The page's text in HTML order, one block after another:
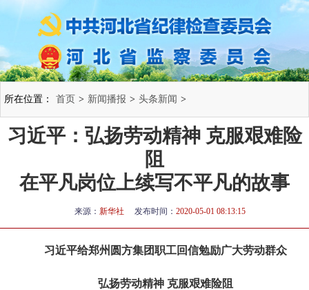
所在位置： 首页 > 新闻播报 > 头条新闻 >
习近平：弘扬劳动精神 克服艰难险
阻
在平凡岗位上续写不平凡的故事
来源： 新华社 发布时间： 2020-05-01 08:13:15
习近平给郑州圆方集团职工回信勉励广大劳动群众
弘扬劳动精神 克服艰难险阻